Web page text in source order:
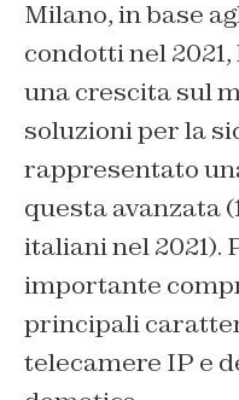
Milano, in base
condotti nel
una crescita sul
soluzioni per la
rappresentato
questa avanzata
italiani nel 2021).
importante
principali
telecamere IP e